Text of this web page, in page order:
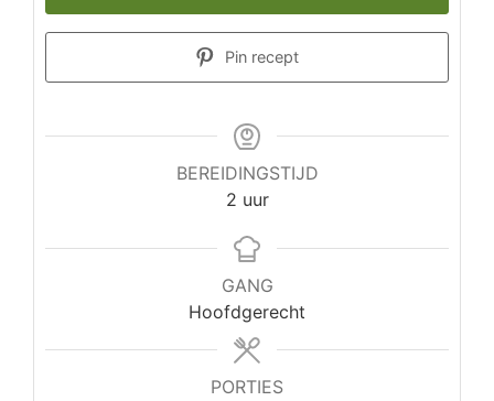
Pin recept
BEREIDINGSTIJD
2uur
uur
GANG
Hoofdgerecht
PORTIES